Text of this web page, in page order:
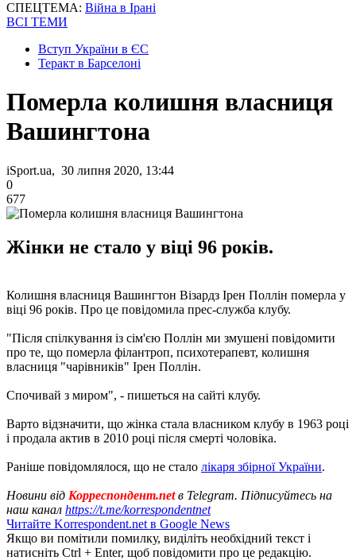
СПЕЦТЕМА: Війна в Ірані
ВСІ ТЕМИ
Вступ України в ЄС
Теракт в Барселоні
Померла колишня власниця
Вашингтона
iSport.ua, 30 липня 2020, 13:44
0
677
Жінки не стало у віці 96 років.
Колишня власниця Вашингтон Візардз Ірен Поллін померла у
віці 96 років. Про це повідомила прес-служба клубу.
"Після спілкування із сім'єю Поллін ми змушені повідомити
про те, що померла філантроп, психотерапевт, колишня
власниця "чарівників" Ірен Поллін.
Спочивай з миром", - пишеться на сайті клубу.
Варто відзначити, що жінка стала власником клубу в 1963 році
і продала актив в 2010 році після смерті чоловіка.
Раніше повідомлялося, що не стало лікаря збірної України.
Новини від Корреспондент.netв Telegram. Підписуйтесь на
наш канал https://t.me/korrespondentnet
Читайте Korrespondent.net в Google News
Якщо ви помітили помилку, виділіть необхідний текст і
натисніть Ctrl + Enter, щоб повідомити про це редакцію.